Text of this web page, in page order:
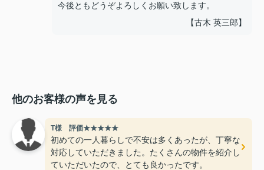
今後ともどうぞよろしくお願い致します。
【古木 英三郎】
他のお客様の声を見る
T様 評価★★★★★
初めての一人暮らしで不安は多くあったが、丁寧な
対応していただきました。たくさんの物件を紹介し
ていただいたので、とても良かったです。